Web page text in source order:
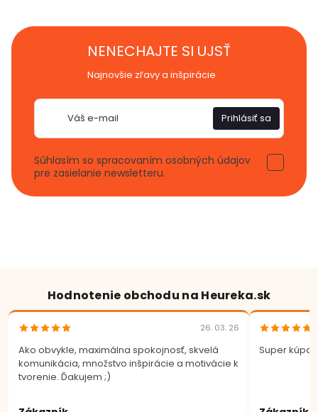
NENECHAJTE SI UJSŤ
Najnovšie zľavy a inšpirácie
Prihlásiť sa
Súhlasím so spracovaním osobných údajov
pre zasielanie newsletteru.
Hodnotenie obchodu na Heureka.sk
26. 03. 26
Ako obvykle, maximálna spokojnosť, skvelá
komunikácia, množstvo inšpirácie a motivácie k
tvorenie. Ďakujem ;)
Super